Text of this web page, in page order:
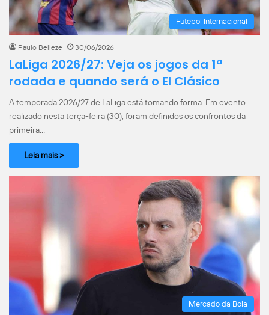
Futebol Internacional
Paulo Belleze 30/06/2026
LaLiga 2026/27: Veja os jogos da 1ª
rodada e quando será o El Clásico
A temporada 2026/27 de LaLiga está tomando forma. Em evento
realizado nesta terça-feira (30), foram definidos os confrontos da
primeira…
Leia mais >
Mercado da Bola